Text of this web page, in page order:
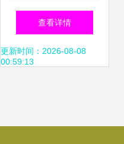
表回收与钟表类寄
卖服务的全解析
查看详情
更新时间：2026-08-08
00:59:13